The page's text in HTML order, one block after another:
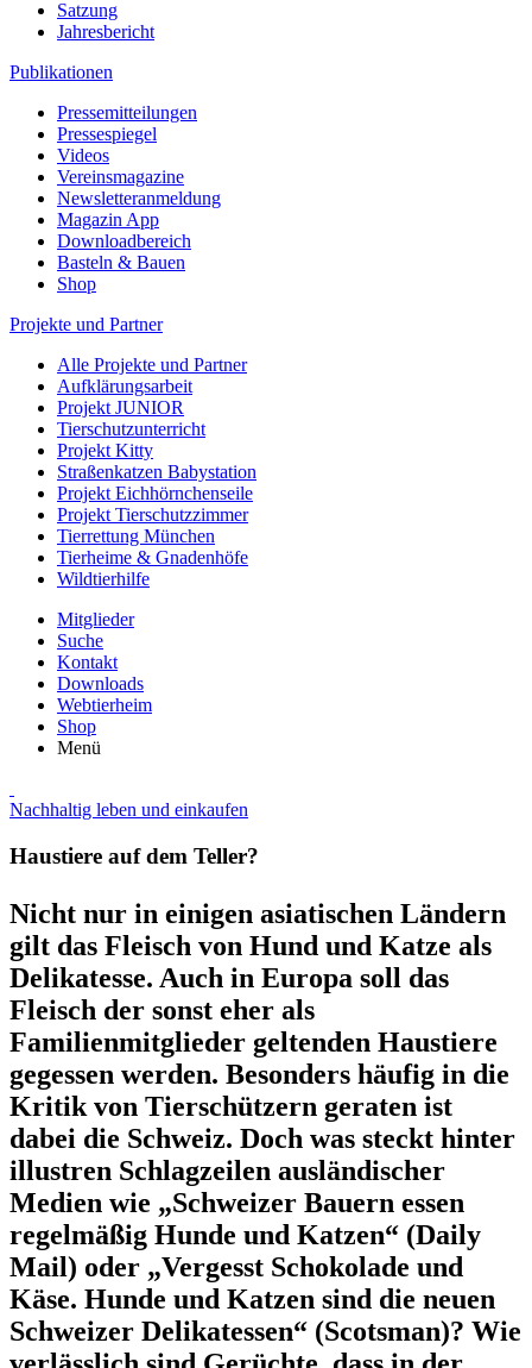
Satzung
Jahresbericht
Publikationen
Pressemitteilungen
Pressespiegel
Videos
Vereinsmagazine
Newsletteranmeldung
Magazin App
Downloadbereich
Basteln & Bauen
Shop
Projekte und Partner
Alle Projekte und Partner
Aufklärungsarbeit
Projekt JUNIOR
Tierschutzunterricht
Projekt Kitty
Straßenkatzen Babystation
Projekt Eichhörnchenseile
Projekt Tierschutzzimmer
Tierrettung München
Tierheime & Gnadenhöfe
Wildtierhilfe
Mitglieder
Suche
Kontakt
Downloads
Webtierheim
Shop
Menü
Nachhaltig leben und einkaufen
Haustiere auf dem Teller?
Nicht nur in einigen asiatischen Ländern
gilt das Fleisch von Hund und Katze als
Delikatesse. Auch in Europa soll das
Fleisch der sonst eher als
Familienmitglieder geltenden Haustiere
gegessen werden. Besonders häufig in die
Kritik von Tierschützern geraten ist
dabei die Schweiz. Doch was steckt hinter
illustren Schlagzeilen ausländischer
Medien wie „Schweizer Bauern essen
regelmäßig Hunde und Katzen“ (Daily
Mail) oder „Vergesst Schokolade und
Käse. Hunde und Katzen sind die neuen
Schweizer Delikatessen“ (Scotsman)? Wie